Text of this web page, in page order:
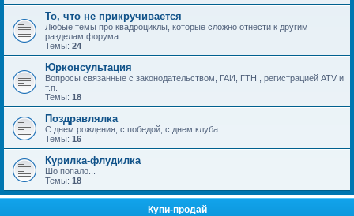
То, что не прикручивается
Любые темы про квадроциклы, которые сложно отнести к другим
разделам форума.
Темы: 24
Юрконсультация
Вопросы связанные с законодательством, ГАИ, ГТН , регистрацией ATV и
т.п.
Темы: 18
Поздравлялка
С днем рождения, с победой, с днем клуба...
Темы: 16
Курилка-флудилка
Шо попало...
Темы: 18
Купи-продай